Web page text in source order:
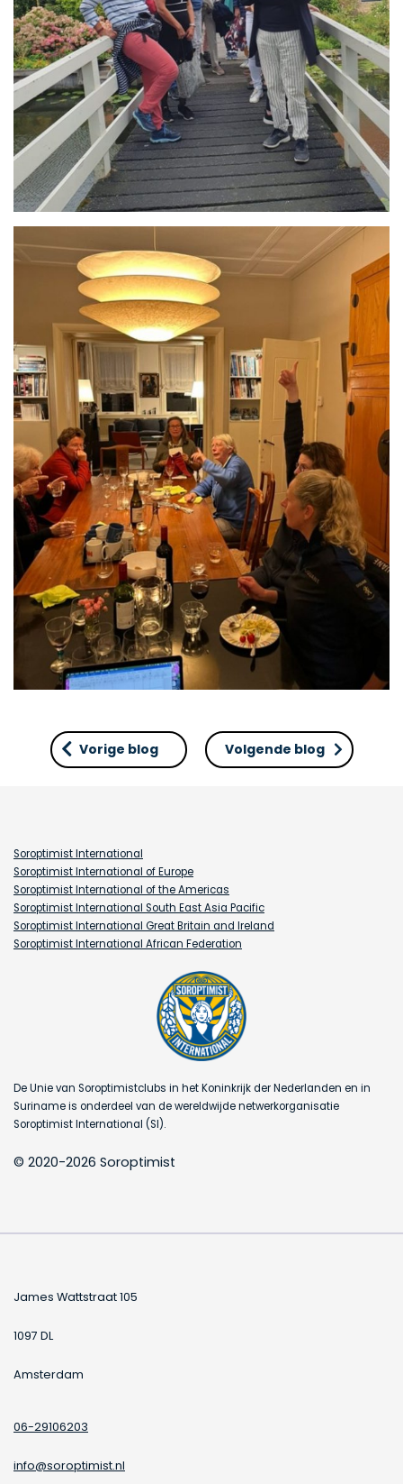
Vorige blog Volgende blog
Soroptimist International
Soroptimist International of Europe
Soroptimist International of the Americas
Soroptimist International South East Asia Pacific
Soroptimist International Great Britain and Ireland
Soroptimist International African Federation
De Unie van Soroptimistclubs in het Koninkrijk der Nederlanden en in
Suriname is onderdeel van de wereldwijde netwerkorganisatie
Soroptimist International (SI).
© 2020-2026 Soroptimist
James Wattstraat 105
1097 DL
Amsterdam
06-29106203
info@soroptimist.nl